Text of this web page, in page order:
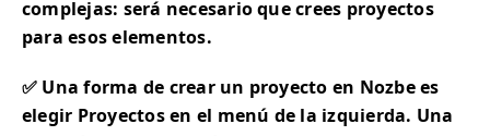
complejas: será necesario que crees proyectos
para esos elementos.
✅ Una forma de crear un proyecto en Nozbe es
elegir Proyectos en el menú de la izquierda. Una